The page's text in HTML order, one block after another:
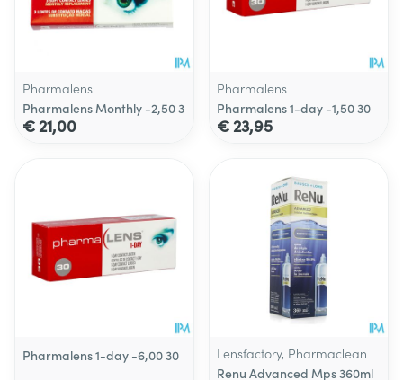
Pharmalens
Pharmalens Monthly -2,50 3
€ 21,00
Pharmalens
Pharmalens 1-day -1,50 30
€ 23,95
Pharmalens 1-day -6,00 30
Lensfactory, Pharmaclean
Renu Advanced Mps 360ml